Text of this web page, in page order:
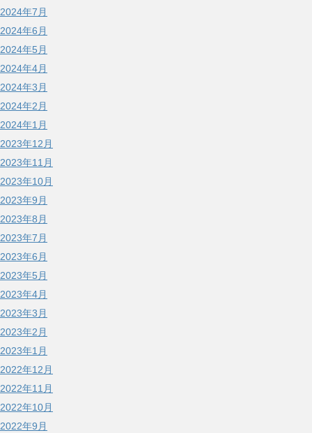
2024年7月
2024年6月
2024年5月
2024年4月
2024年3月
2024年2月
2024年1月
2023年12月
2023年11月
2023年10月
2023年9月
2023年8月
2023年7月
2023年6月
2023年5月
2023年4月
2023年3月
2023年2月
2023年1月
2022年12月
2022年11月
2022年10月
2022年9月